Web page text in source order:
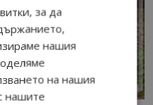
за да
нашия
на нашия
нашите